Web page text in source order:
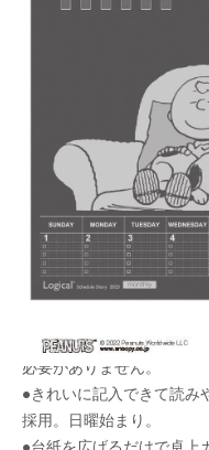
100％紙製でそのま
ートタイプの卓上カ
メーカー希望小売価格：
¥970 + 税
生産終了品
イクル可能な雑紙として
必要がありません。
●きれいに記入できて読み
採用。日曜始まり。